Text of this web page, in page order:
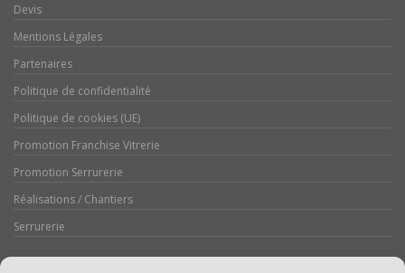
Devis
Mentions Légales
Partenaires
Politique de confidentialité
Politique de cookies (UE)
Promotion Franchise Vitrerie
Promotion Serrurerie
Réalisations / Chantiers
Serrurerie